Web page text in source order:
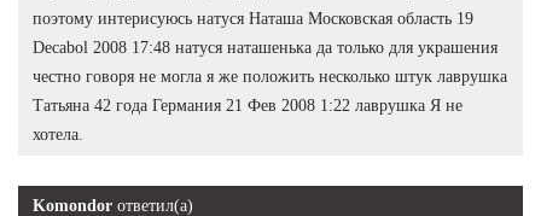
поэтому интерисуюсь натуся Наташа Московская область 19
Decabol 2008 17:48 натуся наташенька да только для украшения
честно говоря не могла я же положить несколько штук лаврушка
Татьяна 42 года Германия 21 Фев 2008 1:22 лаврушка Я не
хотела.
Komondor ответил(а)